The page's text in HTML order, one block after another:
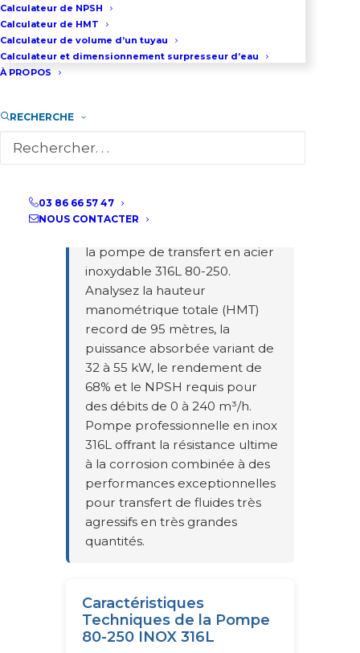
Calculateur de NPSH
Calculateur de HMT
Calculateur de volume d’un tuyau
Calculateur et dimensionnement surpresseur d’eau
À PROPOS
RECHERCHE
03 86 66 57 47
NOUS CONTACTER
Pompe de transfert inox 316L
interactif présente les courbes
la pompe de transfert en acier
inoxydable 316L 80-250.
Analysez la hauteur
manométrique totale (HMT)
record de 95 mètres, la
puissance absorbée variant de
32 à 55 kW, le rendement de
68% et le NPSH requis pour
des débits de 0 à 240 m³/h.
Pompe professionnelle en inox
316L offrant la résistance ultime
à la corrosion combinée à des
performances exceptionnelles
pour transfert de fluides très
agressifs en très grandes
quantités.
Caractéristiques
Techniques de la Pompe
80-250 INOX 316L